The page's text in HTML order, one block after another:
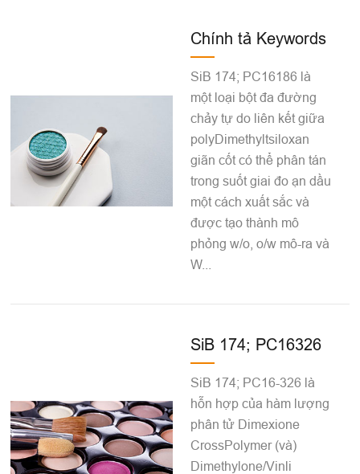
Chính tả Keywords
SiB 174; PC16186 là
một loại bột đa đường
chảy tự do liên kết giữa
polyDimethyltsiloxan
giãn cốt có thể phân tán
trong suốt giai đo ạn dầu
một cách xuất sắc và
được tạo thành mô
phỏng w/o, o/w mô-ra và
W...
SiB 174; PC16326
SiB 174; PC16-326 là
hỗn hợp của hàm lượng
phân tử Dimexione
CrossPolymer (và)
Dimethylone/Vinli